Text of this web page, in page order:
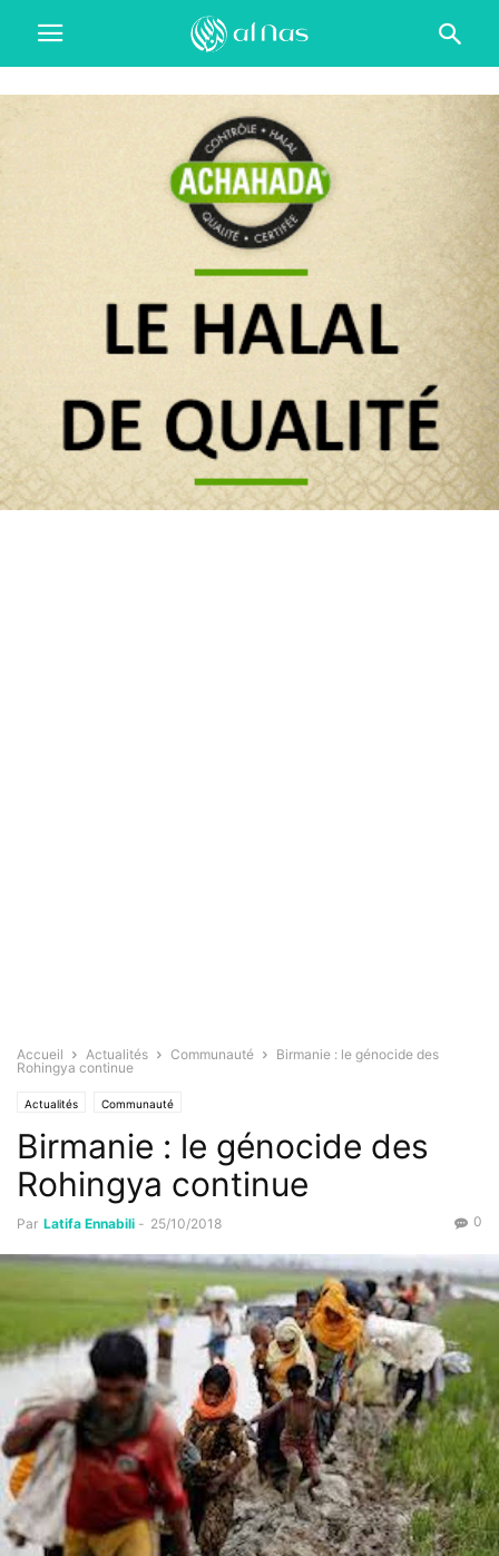
Accueil Actualités Communauté
Birmanie : le génocide des
Rohingya continue
Actualités Communauté
Birmanie : le génocide des
Rohingya continue
Par Latifa Ennabili - 25/10/2018 0